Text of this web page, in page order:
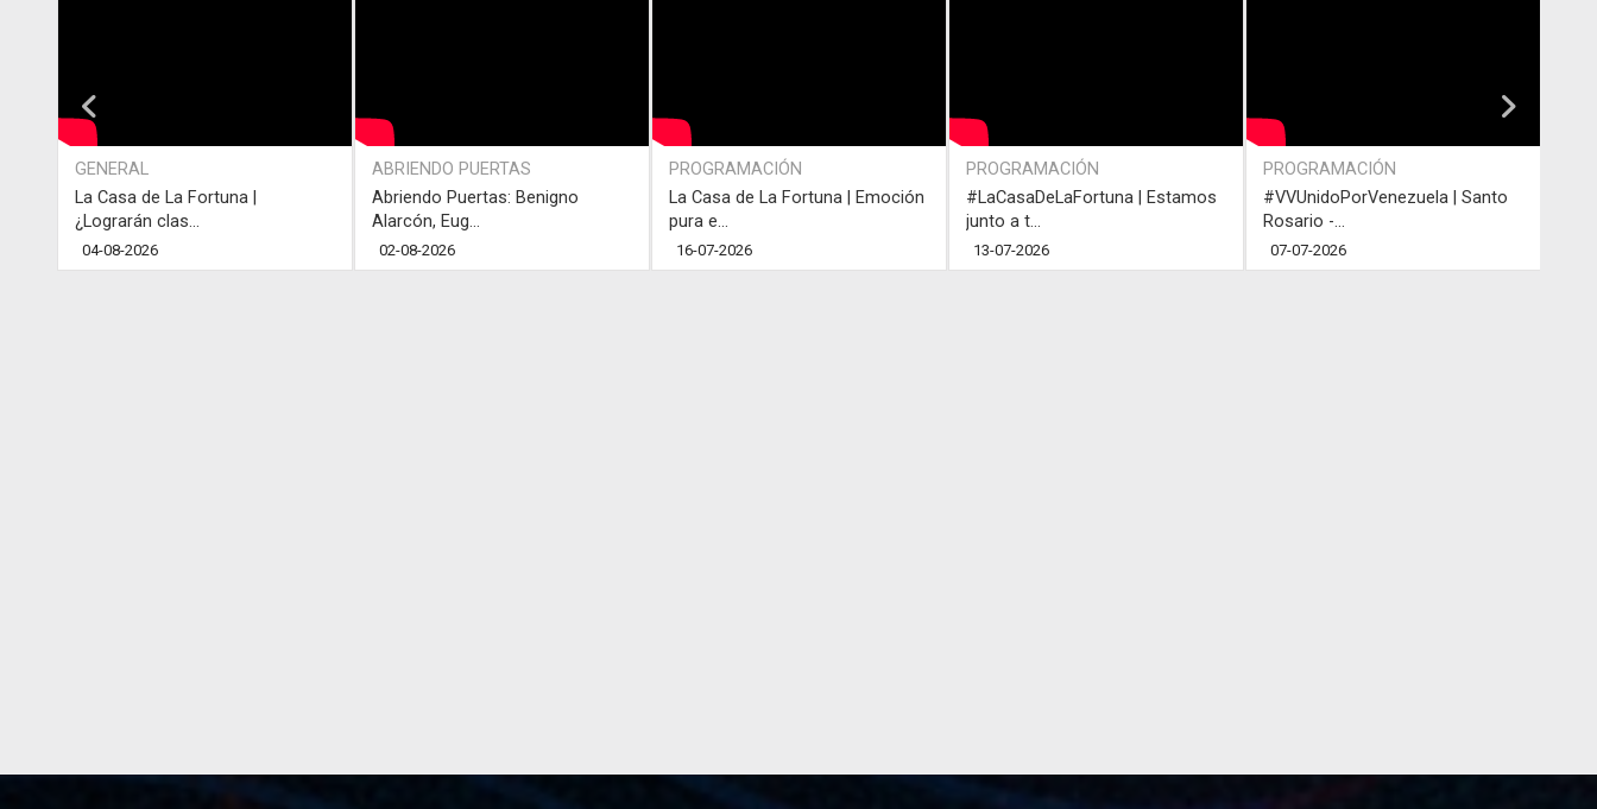
GENERAL
La Casa de La Fortuna |
¿Lograrán clas...
04-08-2026
ABRIENDO PUERTAS
Abriendo Puertas: Benigno
Alarcón, Eug...
02-08-2026
PROGRAMACIÓN
La Casa de La Fortuna | Emoción
pura e...
16-07-2026
PROGRAMACIÓN
#LaCasaDeLaFortuna | Estamos
junto a t...
13-07-2026
PROGRAMACIÓN
#VVUnidoPorVenezuela | Santo
Rosario -...
07-07-2026